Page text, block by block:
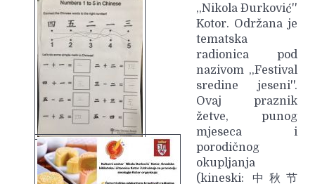
,,Nikola Đurković''
Kotor. Održana je
tematska
radionica pod
nazivom ,,Festival
sredine jeseni''.
Ovaj praznik
žetve, punog
mjeseca i
porodičnog
okupljanja
(kineski: 中秋节